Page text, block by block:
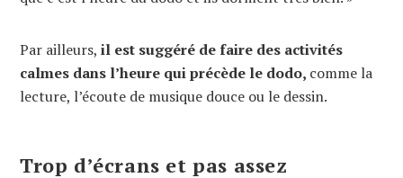
Par ailleurs, il est suggéré de faire des activités
calmes dans l’heure qui précède le dodo, comme la
lecture, l’écoute de musique douce ou le dessin.
Trop d’écrans et pas assez